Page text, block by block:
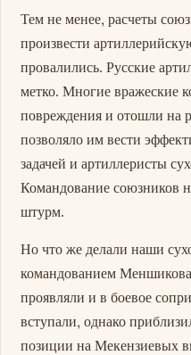
Тем не менее, расчеты
произвести
провалились. Русские
метко. Многие вражеские
повреждения и отошли на
позволяло им вести
задачей и артиллеристы
Командование союзников
штурм.
Но что же делали наши
командованием
проявляли и в боевое
вступали, однако
позиции на Мекензиевых